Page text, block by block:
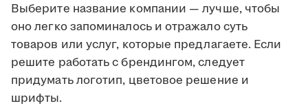
Выберите название компании — лучше, чтобы
оно легко запоминалось и отражало суть
товаров или услуг, которые предлагаете. Если
решите работать с брендингом, следует
придумать логотип, цветовое решение и
шрифты.